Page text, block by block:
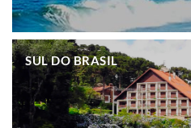
.
SUL DO BRASIL